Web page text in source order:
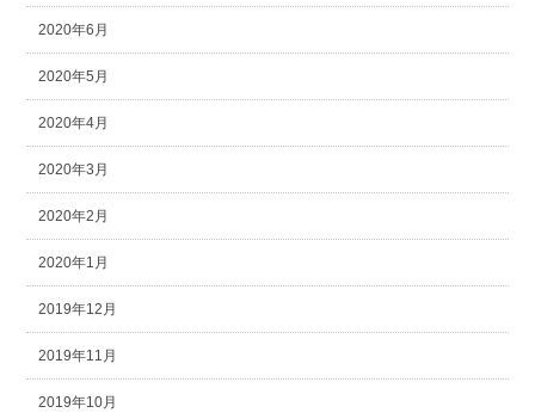
2020年6月
2020年5月
2020年4月
2020年3月
2020年2月
2020年1月
2019年12月
2019年11月
2019年10月